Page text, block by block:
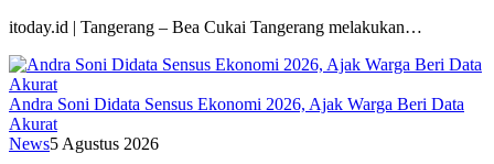
itoday.id | Tangerang – Bea Cukai Tangerang melakukan…
Andra Soni Didata Sensus Ekonomi 2026, Ajak Warga Beri Data
Akurat
News5 Agustus 2026